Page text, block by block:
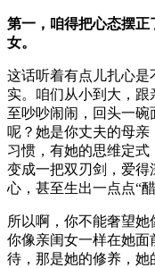
第一，咱得把心态摆正
女。
这话听着有点儿扎心
实。咱们从小到大，
至吵吵闹闹，回头一
呢？她是你丈夫的母亲
习惯，有她的思维定
变成一把双刃剑，爱
心，甚至生出一点点“醋
所以啊，你不能奢望
你像亲闺女一样在她
待，那是她的修养，